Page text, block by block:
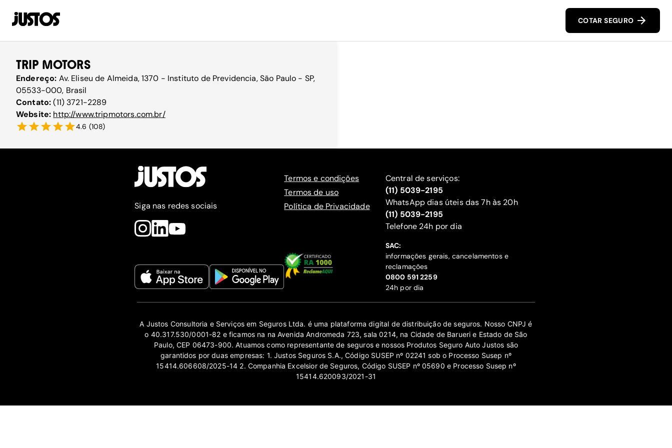
COTAR SEGURO
TRIP MOTORS
Endereço: Av. Eliseu de Almeida, 1370 - Instituto de Previdencia, São Paulo - SP,
05533-000, Brasil
Contato:(11) 3721-2289
Website: http://www.tripmotors.com.br/
4.6 (108)
Siga nas redes sociais
Termos e condições
Termos de uso
Política de Privacidade
Central de serviços:
(11) 5039-2195
WhatsApp dias úteis das 7h às 20h
(11) 5039-2195
‍Telefone 24h por dia
SAC:
informações gerais, cancelamentos e
reclamações
‍0800 591 2259
24h por dia
A Justos Consultoria e Serviços em Seguros Ltda. é uma plataforma digital de distribuição de seguros. Nosso CNPJ é
o 40.317.530/0001-82 e ficamos na na Avenida Andromeda 723, sala 0214, na Cidade de Barueri e Estado de São
Paulo, CEP 06473-900. Atuamos como representante de seguros e nossos Produtos Seguro Auto Justos são
garantidos por duas empresas: 1. Justos Seguros S.A., Código SUSEP nº 02241 sob o Processo Susep nº
15414.606608/2025-14 2. Companhia Excelsior de Seguros, Código SUSEP nº 05690 e Processo Susep nº
15414.620093/2021-31